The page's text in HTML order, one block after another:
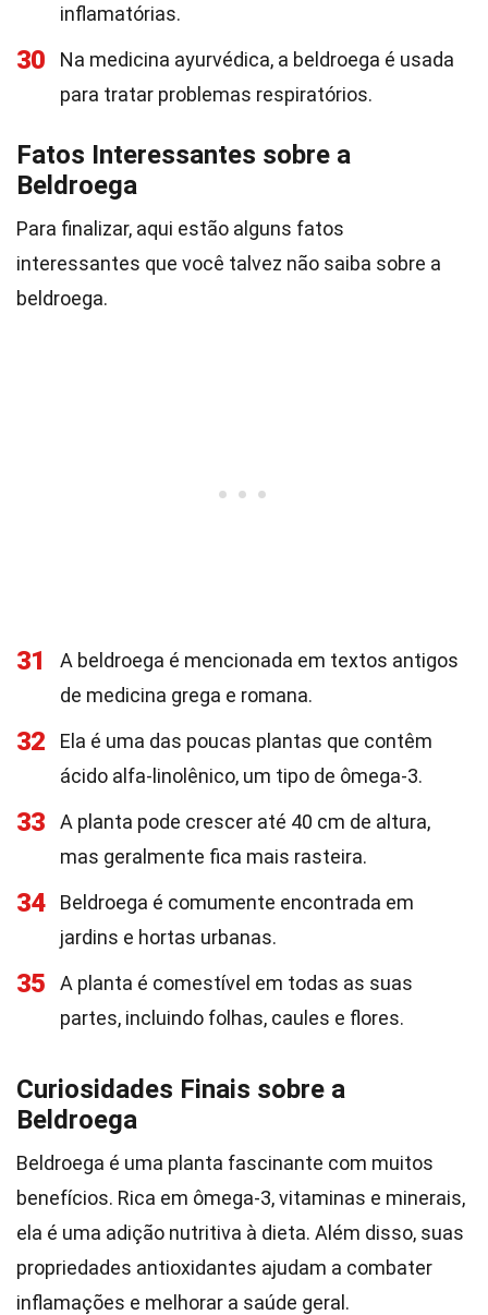
inflamatórias.
30
Na medicina ayurvédica, a beldroega é usada
para tratar problemas respiratórios.
Fatos Interessantes sobre a
Beldroega
Para finalizar, aqui estão alguns fatos
interessantes que você talvez não saiba sobre a
beldroega.
31
A beldroega é mencionada em textos antigos
de medicina grega e romana.
32
Ela é uma das poucas plantas que contêm
ácido alfa-linolênico, um tipo de ômega-3.
33
A planta pode crescer até 40 cm de altura,
mas geralmente fica mais rasteira.
34
Beldroega é comumente encontrada em
jardins e hortas urbanas.
35
A planta é comestível em todas as suas
partes, incluindo folhas, caules e flores.
Curiosidades Finais sobre a
Beldroega
Beldroega é uma planta fascinante com muitos
benefícios. Rica em ômega-3, vitaminas e minerais,
ela é uma adição nutritiva à dieta. Além disso, suas
propriedades antioxidantes ajudam a combater
inflamações e melhorar a saúde geral.